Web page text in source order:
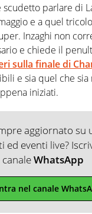
scudetto parlare di
e a quel
Inzaghi non
e chiede il
sulla finale di
e sia quel che
iniziati.
aggiornato su
ed eventi live?
canaleWhatsApp
nel canale